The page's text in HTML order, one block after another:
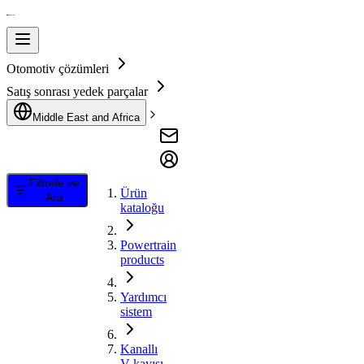
Otomotiv çözümleri
Satış sonrası yedek parçalar
Middle East and Africa
Filtrele ve
Ara
Ürün
kataloğu
Powertrain
products
Yardımcı
sistem
Kanallı